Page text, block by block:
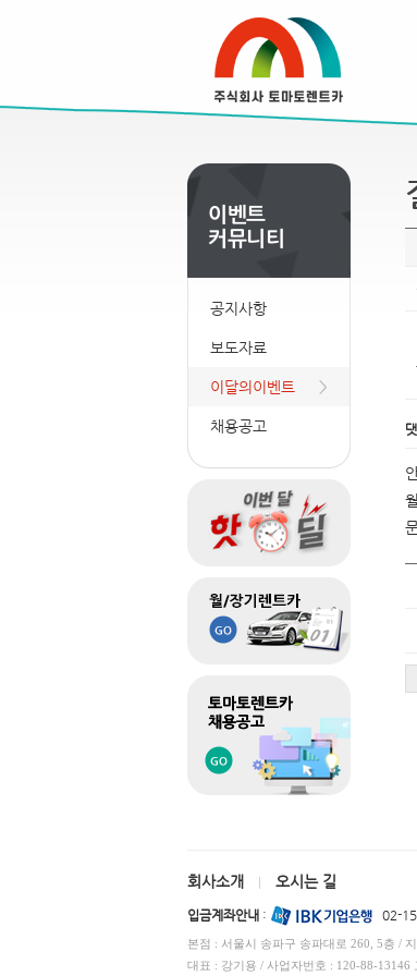
공지사항
보도자료
이달의이벤트
채용공고
회사소개 오시는 길
입금계좌안내 : 02-
본점 : 서울시 송파구 송파대로 260, 5층 /
대표 : 강기용 / 사업자번호 : 120-88-